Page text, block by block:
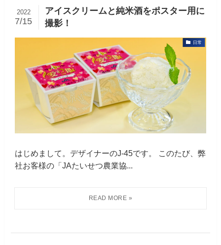
アイスクリームと純米酒をポスター用に
撮影！
2022
7/15
日常
はじめまして。デザイナーのJ-45です。 このたび、弊
社お客様の「JAたいせつ農業協...